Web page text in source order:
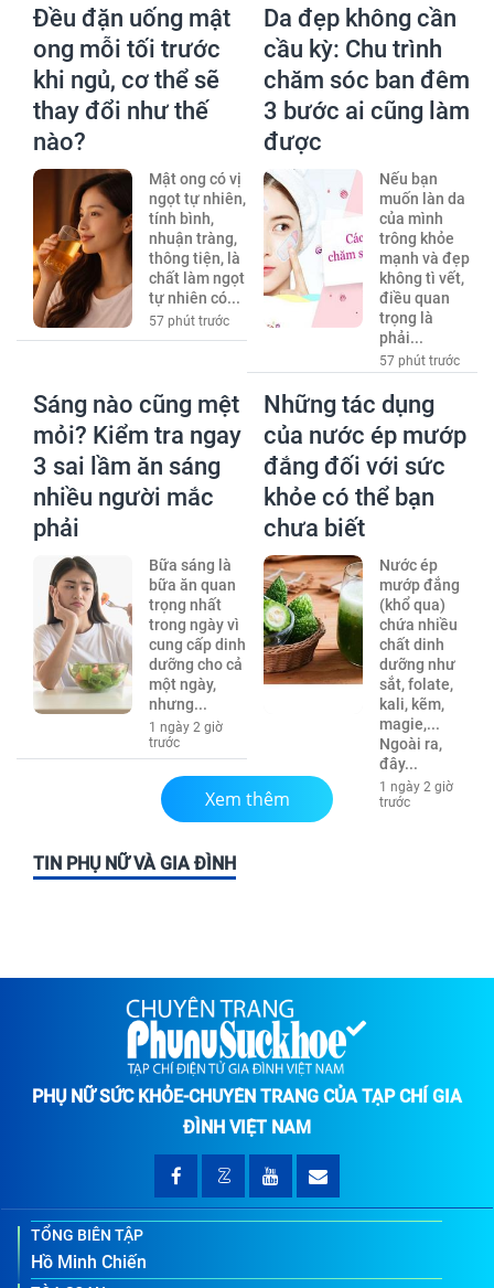
Đều đặn uống mật
ong mỗi tối trước
khi ngủ, cơ thể sẽ
thay đổi như thế
nào?
Mật ong có vị
ngọt tự nhiên,
tính bình,
nhuận tràng,
thông tiện, là
chất làm ngọt
tự nhiên có...
57 phút trước
Da đẹp không cần
cầu kỳ: Chu trình
chăm sóc ban đêm
3 bước ai cũng làm
được
Nếu bạn
muốn làn da
của mình
trông khỏe
mạnh và đẹp
không tì vết,
điều quan
trọng là
phải...
57 phút trước
Sáng nào cũng mệt
mỏi? Kiểm tra ngay
3 sai lầm ăn sáng
nhiều người mắc
phải
Bữa sáng là
bữa ăn quan
trọng nhất
trong ngày vì
cung cấp dinh
dưỡng cho cả
một ngày,
nhưng...
1 ngày 2 giờ
trước
Những tác dụng
của nước ép mướp
đắng đối với sức
khỏe có thể bạn
chưa biết
Nước ép
mướp đắng
(khổ qua)
chứa nhiều
chất dinh
dưỡng như
sắt, folate,
kali, kẽm,
magie,...
Ngoài ra,
đây...
1 ngày 2 giờ
trước
Xem thêm
TIN PHỤ NỮ VÀ GIA ĐÌNH
PHỤ NỮ SỨC KHỎE-CHUYÊN TRANG CỦA TẠP CHÍ GIA
ĐÌNH VIỆT NAM
TỔNG BIÊN TẬP
Hồ Minh Chiến